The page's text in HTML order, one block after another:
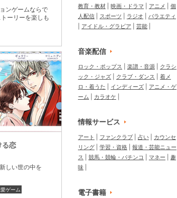
ンゲームならで
ーリーを楽しも
る恋
しい世の中を
ゲーム
教育・教材 映画・ドラマ アニメ
個
人配信
スポーツ ラジオ
バラエティ
アイドル・グラビア
芸能
音楽配信
ロック・ポップス 楽譜・音源
クラシ
ック・ジャズ
クラブ・ダンス
着メ
ロ・着うた
インディーズ
アニメ・ゲ
ーム
カラオケ
情報サービス
アート ファンクラブ 占い
カウンセ
リング
学習・資格
報道・芸能ニュー
ス
競馬・競輪・パチンコ マネー
趣
味
電子書籍